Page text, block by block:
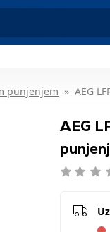
punjenjem AEG
AEG